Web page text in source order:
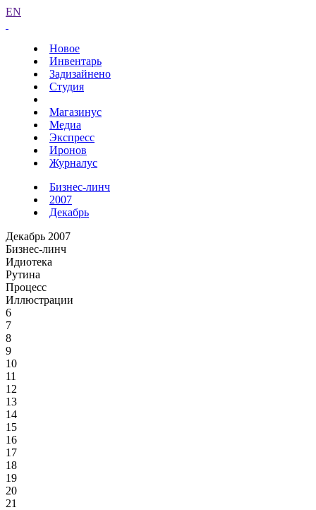
EN
Новое
Инвентарь
Задизайнено
Студия
Магазинус
Медиа
Экспресс
Иронов
Журналус
Бизнес-линч
2007
Декабрь
Декабрь 2007
Бизнес-линч
Идиотека
Рутина
Процесс
Иллюстрации
6
7
8
9
10
11
12
13
14
15
16
17
18
19
20
21